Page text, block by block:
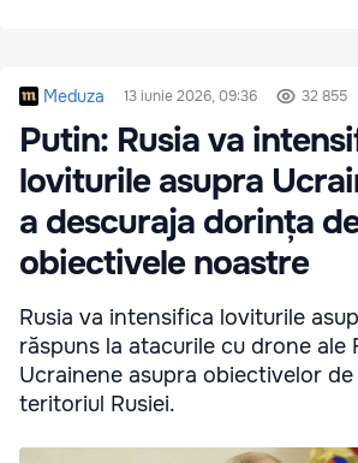
Meduza 13 iunie 2026, 09:36 32 855
Putin: Rusia va
loviturile asupra
a descuraja dorința
obiectivele noastre
Rusia va intensifica loviturile
răspuns la atacurile cu drone ale
Ucrainene asupra obiectivelor
teritoriul Rusiei.